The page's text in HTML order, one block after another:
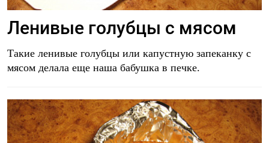
Ленивые голубцы с мясом
Такие ленивые голубцы или капустную запеканку с
мясом делала еще наша бабушка в печке.